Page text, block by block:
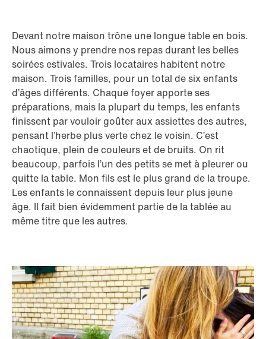
Devant notre maison trône une longue table en bois.
Nous aimons y prendre nos repas durant les belles
soirées estivales. Trois locataires habitent notre
maison. Trois familles, pour un total de six enfants
d’âges différents. Chaque foyer apporte ses
préparations, mais la plupart du temps, les enfants
finissent par vouloir goûter aux assiettes des autres,
pensant l’herbe plus verte chez le voisin. C’est
chaotique, plein de couleurs et de bruits. On rit
beaucoup, parfois l’un des petits se met à pleurer ou
quitte la table. Mon fils est le plus grand de la troupe.
Les enfants le connaissent depuis leur plus jeune
âge. Il fait bien évidemment partie de la tablée au
même titre que les autres.